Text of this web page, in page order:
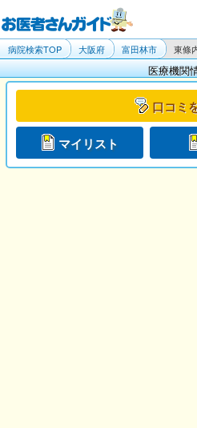
病院検索TOP 大阪府 富田林市 東條
医療機関
口コミ
マイリスト